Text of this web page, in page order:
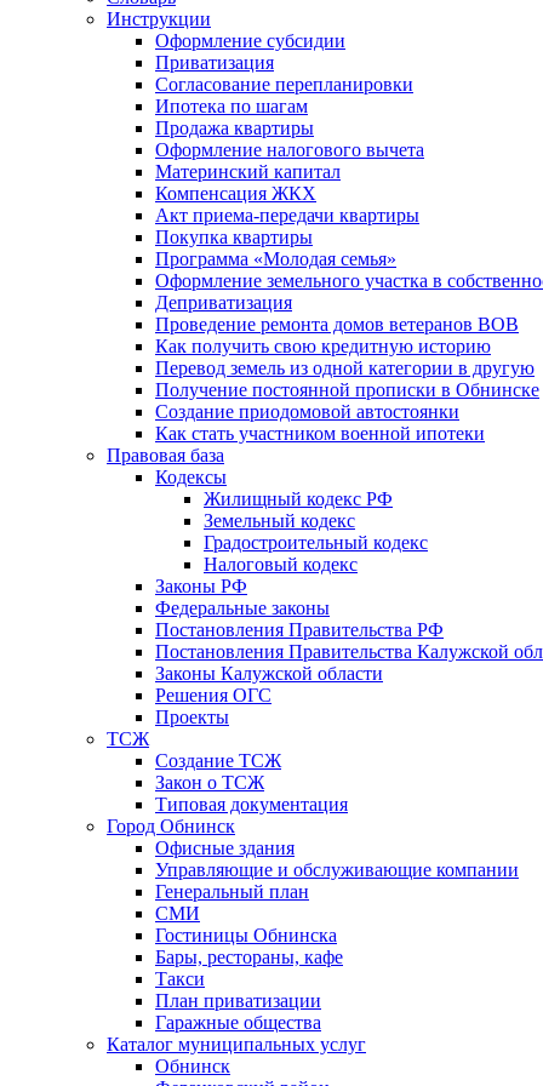
Инструкции
Оформление субсидии
Приватизация
Согласование перепланировки
Ипотека по шагам
Продажа квартиры
Оформление налогового вычета
Материнский капитал
Компенсация ЖКХ
Акт приема-передачи квартиры
Покупка квартиры
Программа «Молодая семья»
Оформление земельного участка в
Деприватизация
Проведение ремонта домов ветеранов ВОВ
Как получить свою кредитную историю
Перевод земель из одной категории в другую
Получение постоянной прописки в Обнинске
Создание приодомовой автостоянки
Как стать участником военной ипотеки
Правовая база
Кодексы
Жилищный кодекс РФ
Земельный кодекс
Градостроительный кодекс
Налоговый кодекс
Законы РФ
Федеральные законы
Постановления Правительства РФ
Постановления Правительства Калужской
Законы Калужской области
Решения ОГС
Проекты
ТСЖ
Создание ТСЖ
Закон о ТСЖ
Типовая документация
Город Обнинск
Офисные здания
Управляющие и обслуживающие компании
Генеральный план
СМИ
Гостиницы Обнинска
Бары, рестораны, кафе
Такси
План приватизации
Гаражные общества
Каталог муниципальных услуг
Обнинск